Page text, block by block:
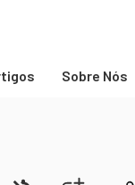
Sobre Nós